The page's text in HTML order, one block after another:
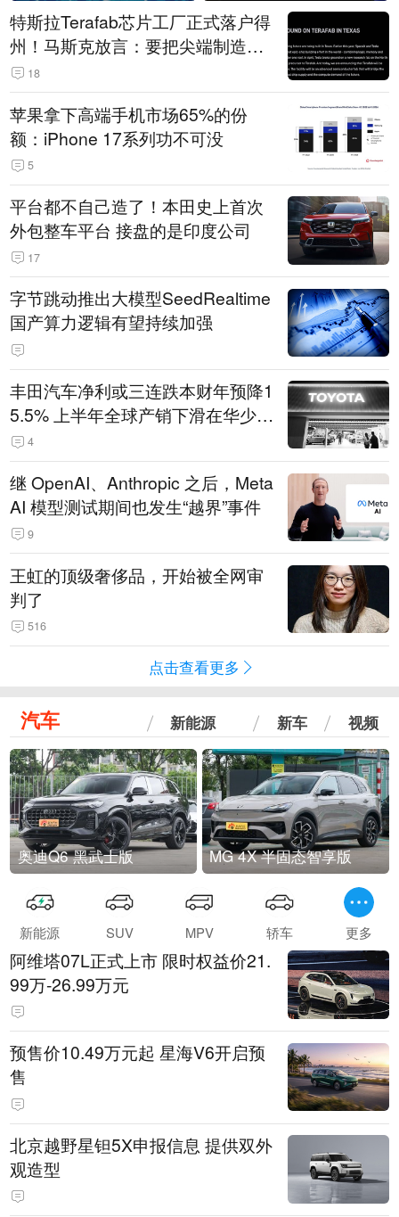
特斯拉Terafab芯片工厂正式落户得
州！马斯克放言：要把尖端制造带
回美国
18
苹果拿下高端手机市场65%的份
额：iPhone 17系列功不可没
5
平台都不自己造了！本田史上首次
外包整车平台 接盘的是印度公司
17
字节跳动推出大模型SeedRealtime
国产算力逻辑有望持续加强
丰田汽车净利或三连跌本财年预降1
5.5% 上半年全球产销下滑在华少卖
14.3万辆
4
继 OpenAI、Anthropic 之后，Meta
AI 模型测试期间也发生“越界”事件
9
王虹的顶级奢侈品，开始被全网审
判了
516
点击查看更多
汽车 新能源 新车 视频
奥迪Q6 黑武士版 MG 4X 半固态智享版
新能源 SUV MPV 轿车 更多
阿维塔07L正式上市 限时权益价21.
99万-26.99万元
预售价10.49万元起 星海V6开启预
售
北京越野星钽5X申报信息 提供双外
观造型